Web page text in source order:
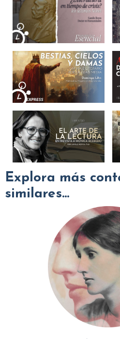
Explora más
similares...